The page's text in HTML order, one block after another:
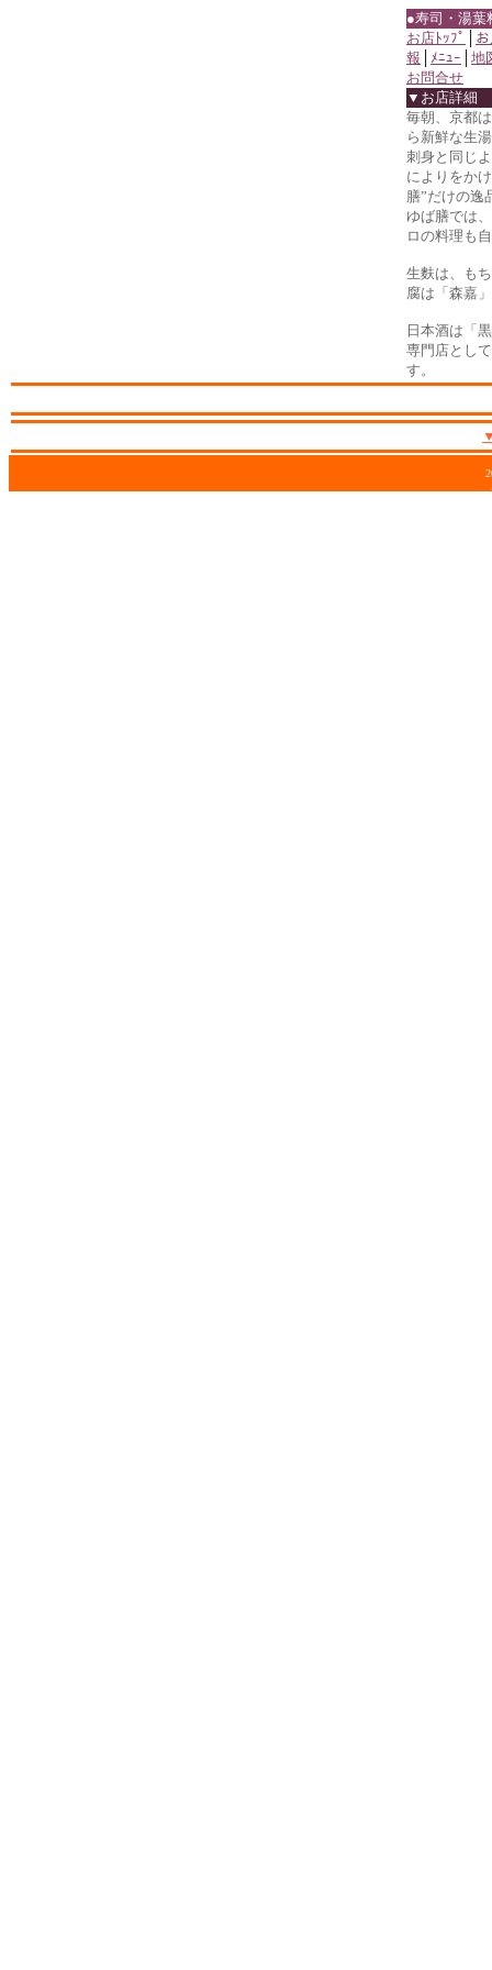
●寿司・湯
お店ﾄｯﾌﾟ
報
ﾒﾆｭｰ
地
お問合せ
▼お店詳細
毎朝、京都
ら新鮮な生
刺身と同じ
によりをか
膳”だけの逸
ゆば膳では
ロの料理も
生麩は、も
腐は「森嘉
日本酒は「
専門店とし
す。